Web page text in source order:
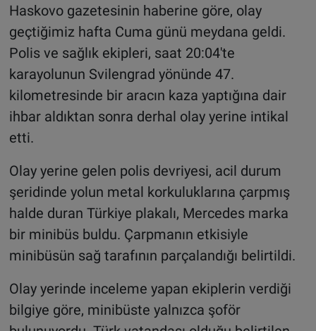
Haskovo gazetesinin haberine göre, olay
geçtiğimiz hafta Cuma günü meydana geldi.
Polis ve sağlık ekipleri, saat 20:04'te
karayolunun Svilengrad yönünde 47.
kilometresinde bir aracın kaza yaptığına dair
ihbar aldıktan sonra derhal olay yerine intikal
etti.
Olay yerine gelen polis devriyesi, acil durum
şeridinde yolun metal korkuluklarına çarpmış
halde duran Türkiye plakalı, Mercedes marka
bir minibüs buldu. Çarpmanın etkisiyle
minibüsün sağ tarafının parçalandığı belirtildi.
Olay yerinde inceleme yapan ekiplerin verdiği
bilgiye göre, minibüste yalnızca şoför